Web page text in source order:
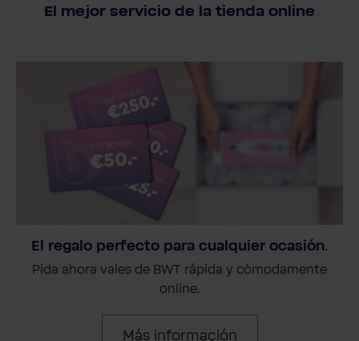
El mejor servicio de la tienda online
El regalo perfecto para cualquier ocasión.
Pida ahora vales de BWT rápida y cómodamente
online.
Más información